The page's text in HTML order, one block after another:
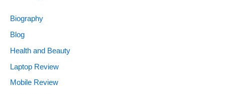
Biography
Blog
Health and Beauty
Laptop Review
Mobile Review